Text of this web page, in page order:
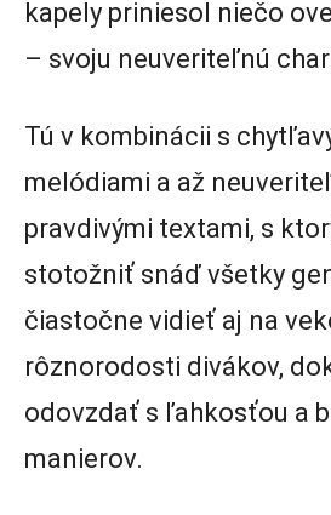
kapely priniesol niečo
– svoju neuveriteľnú
Tú v kombinácii s
melódiami a až
pravdivými textami, s
stotožniť snáď všetky
čiastočne vidieť aj na
rôznorodosti divákov,
odovzdať s ľahkosťou a
manierov.